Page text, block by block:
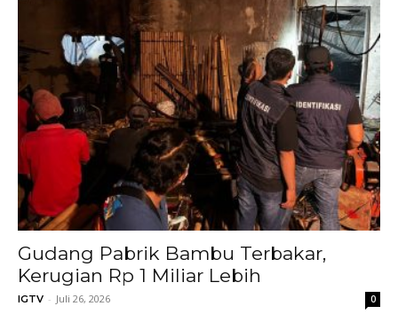
Gudang Pabrik Bambu Terbakar,
Kerugian Rp 1 Miliar Lebih
IGTV - Juli 26, 2026 0